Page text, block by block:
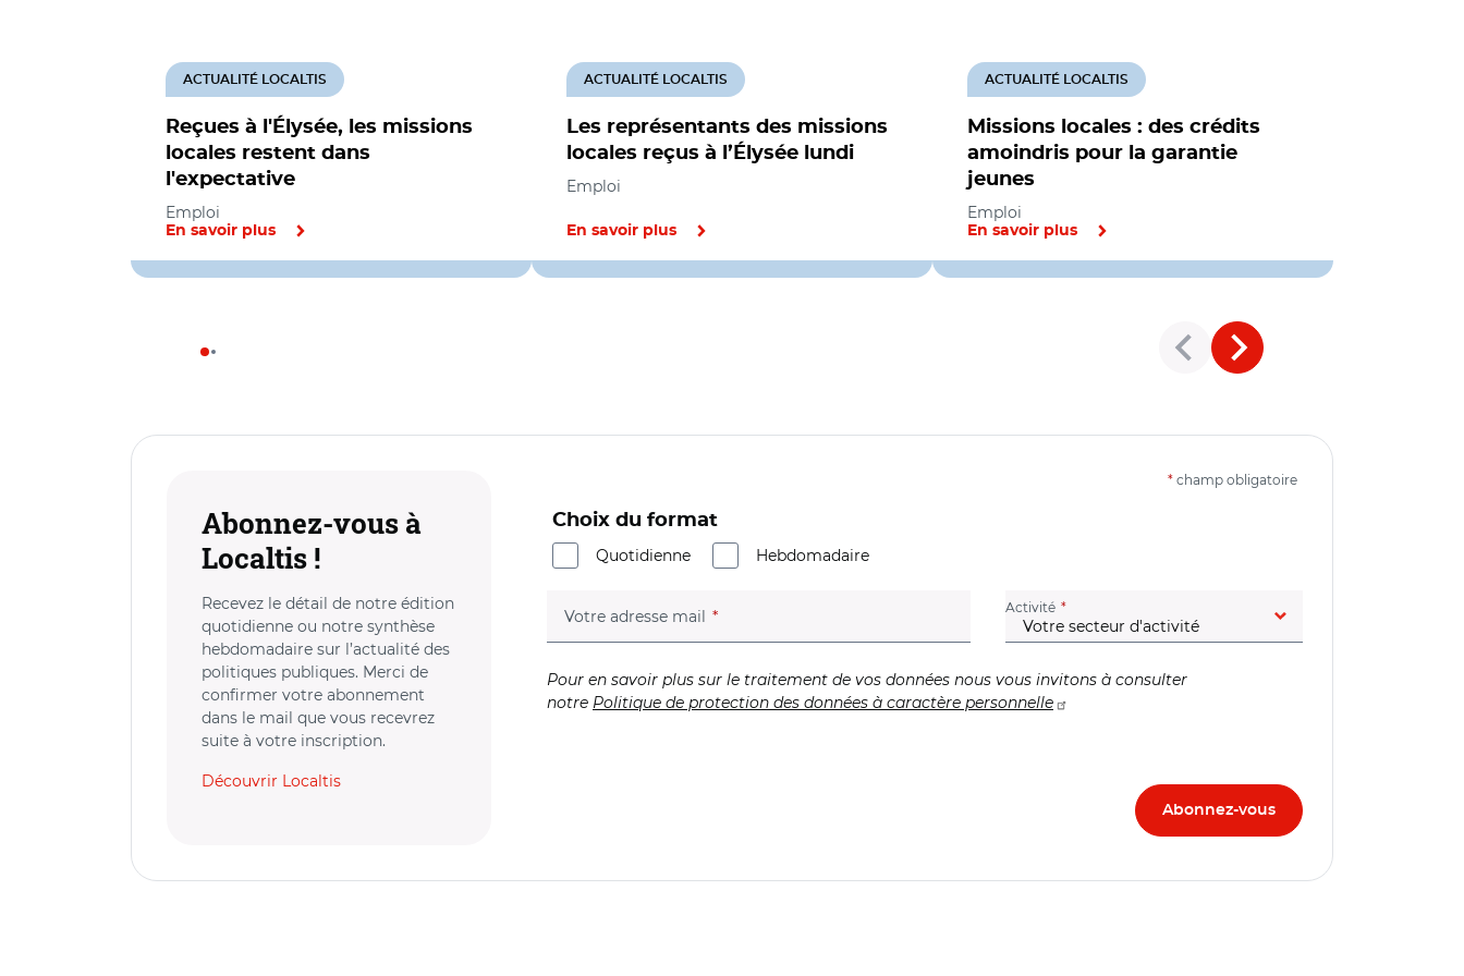
Reçues à l'Élysée, les missions
locales restent dans
l'expectative
ACTUALITÉ LOCALTIS
Emploi
En savoir plus
Les représentants des missions
locales reçus à l’Élysée lundi
ACTUALITÉ LOCALTIS
Emploi
En savoir plus
Missions locales : des crédits
amoindris pour la garantie
jeunes
ACTUALITÉ LOCALTIS
Emploi
En savoir plus
Abonnez-vous à
Localtis !
Recevez le détail de notre édition
quotidienne ou notre synthèse
hebdomadaire sur l’actualité des
politiques publiques. Merci de
confirmer votre abonnement
dans le mail que vous recevrez
suite à votre inscription.
Découvrir Localtis
* champ obligatoire
Choix du format
Quotidienne
Hebdomadaire
Votre adresse mail (champ obligatoire) Activité (champ obligatoire)
Pour en savoir plus sur le traitement de vos données nous vous invitons à consulter
notre Politique de protection des données à caractère personnelle